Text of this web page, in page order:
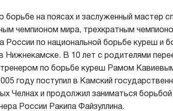
борьбе на поясах и заслуженный мастер
чемпионом мира, трехкратным
по национальной борьбе куреш и
Нижнекамске. В 10 лет с родителями
по борьбе куреш Рамом
году поступил в Камский
Челнах и продолжил заниматься
России Ракипа Файзуллина.